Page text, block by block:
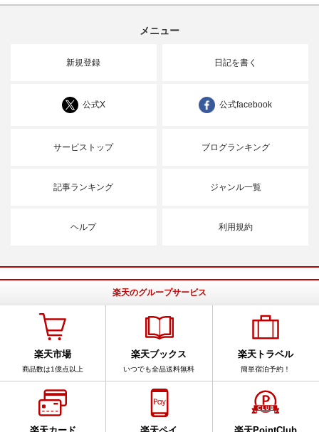
メニュー
新規登録 日記を書く
公式X 公式facebook
サービストップ ブログランキング
記事ランキング ジャンル一覧
ヘルプ 利用規約
楽天のグループサービス
楽天市場
商品数は1億点以上
楽天ブックス
いつでも全品送料無料
楽天トラベル
簡単宿泊予約！